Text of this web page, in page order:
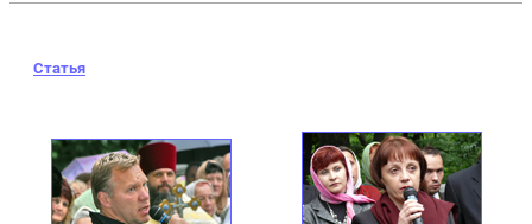
Статья